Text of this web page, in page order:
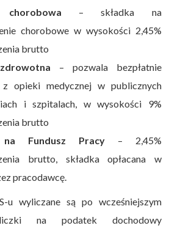
chorobowa – składka na
chorobowe w wysokości 2,45%
brutto
– pozwala bezpłatnie
z opieki medycznej w publicznych
i szpitalach, w wysokości 9%
brutto
na Fundusz Pracy– 2,45%
brutto, składka opłacana w
pracodawcę.
u wyliczane są po wcześniejszym
na podatek dochodowy